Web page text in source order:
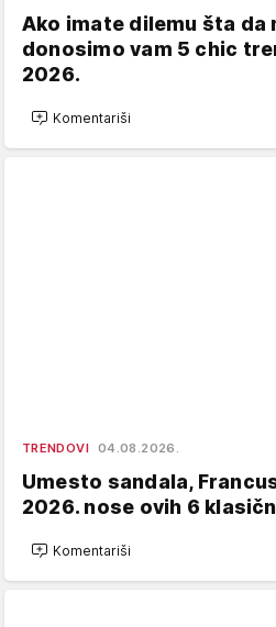
Ako imate dilemu šta da
donosimo vam 5 chic
2026.
Komentariši
TRENDOVI 04.08.2026.
Umesto sandala,
2026. nose ovih 6
Komentariši